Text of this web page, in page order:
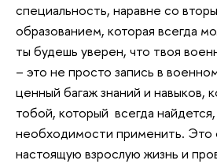
специальность, наравне со
образованием, которая всегда
ты будешь уверен, что твоя
– это не просто запись в
ценный багаж знаний и навыков,
тобой, который всегда
необходимости применить. Это
настоящую взрослую жизнь и